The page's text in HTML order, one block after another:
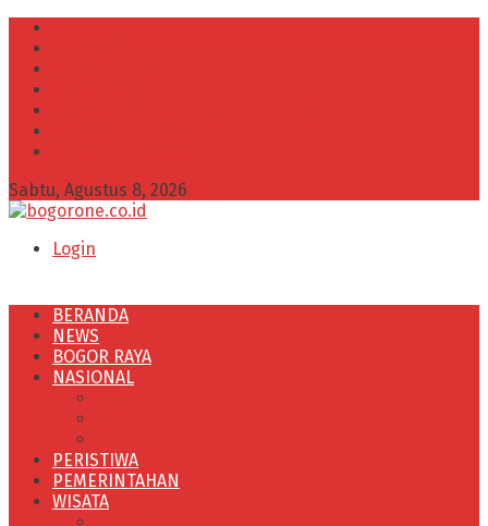
Sabtu, Agustus 8, 2026
Login
BERANDA
NEWS
BOGOR RAYA
NASIONAL
PERISTIWA
PEMERINTAHAN
WISATA